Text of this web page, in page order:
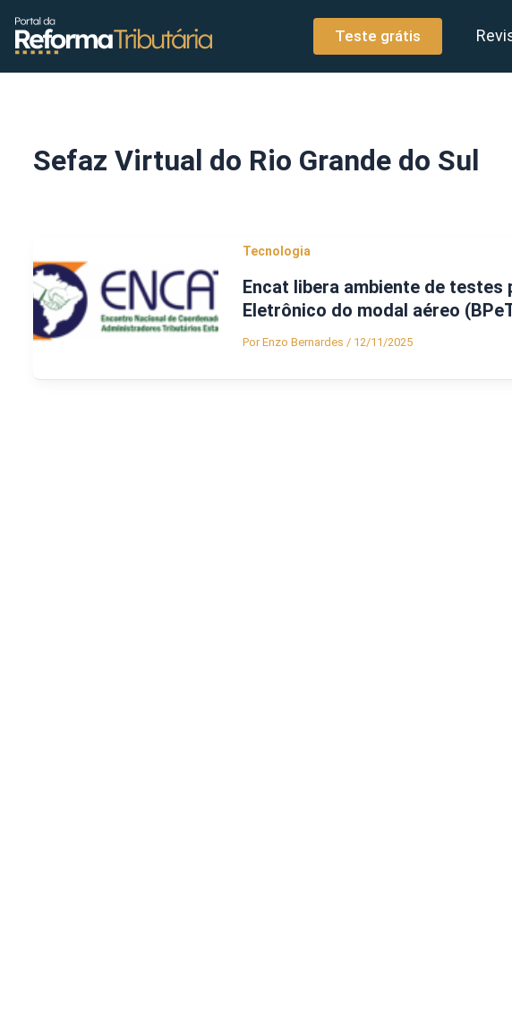
conteúdo
Teste grátis
Sefaz Virtual do Rio Grande do Sul
Tecnologia
Encat libera ambiente de testes
Eletrônico do modal aéreo
PorEnzo Bernardes / 12/11/2025